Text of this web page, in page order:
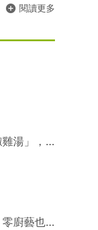
閱讀更多
湯」，...
廚藝也...